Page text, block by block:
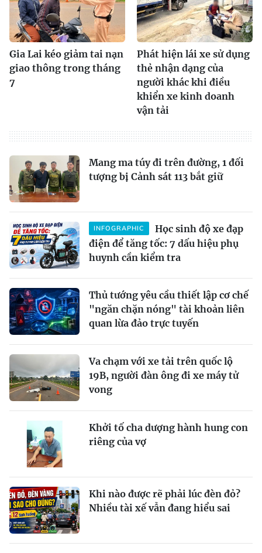
Gia Lai kéo giảm tai nạn
giao thông trong tháng
7
Phát hiện lái xe sử dụng
thẻ nhận dạng của
người khác khi điều
khiển xe kinh doanh
vận tải
Mang ma túy đi trên đường, 1 đối
tượng bị Cảnh sát 113 bắt giữ
INFOGRAPHIC
Học sinh độ xe đạp
điện để tăng tốc: 7 dấu hiệu phụ
huynh cần kiểm tra
Thủ tướng yêu cầu thiết lập cơ chế
"ngăn chặn nóng" tài khoản liên
quan lừa đảo trực tuyến
Va chạm với xe tải trên quốc lộ
19B, người đàn ông đi xe máy tử
vong
Khởi tố cha dượng hành hung con
riêng của vợ
Khi nào được rẽ phải lúc đèn đỏ?
Nhiều tài xế vẫn đang hiểu sai